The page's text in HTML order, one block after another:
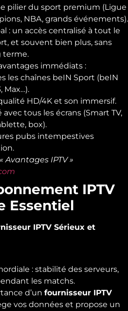
pilier du sport premium (Ligue
NBA, grands événements).
: un accès centralisé à tout le
et souvent bien plus, sans
terme.
immédiats :
les chaînes beIN Sport (beIN
Max…).
HD/4K et son immersif.
tous les écrans (Smart TV,
box).
pubs intempestives
Avantages IPTV »
IPTV
Essentiel
IPTV Sérieux et
: stabilité des serveurs,
les matchs.
d’un fournisseur IPTV
vos données et propose un